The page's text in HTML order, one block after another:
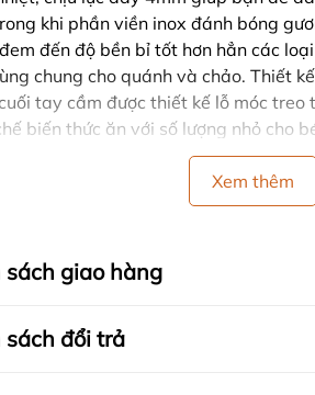
khi phần viền inox đánh bóng
đến độ bền bỉ tốt hơn hẳn các
chung cho quánh và chảo. Thiết
tay cầm được thiết kế lỗ móc treo
biến thức ăn với số lượng nhỏ cho
cho bữa sáng. Chiên ngập dầu hoặc
Size chảo nhỏ giúp tiết kiệm điện,
Xem thêm
sách giao hàng
sách đổi trả